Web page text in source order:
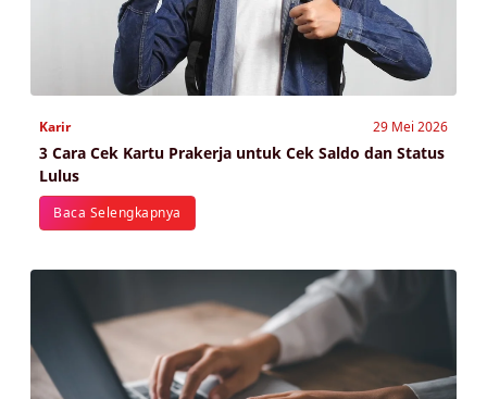
Karir 29 Mei 2026
3 Cara Cek Kartu Prakerja untuk Cek Saldo dan Status
Lulus
Baca Selengkapnya